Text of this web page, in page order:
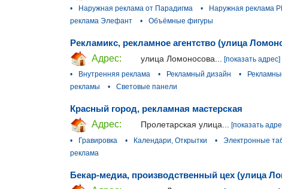
•
Наружная реклама от Парадигма • Наружная реклама
реклама Элефант
• Объёмные фигуры
Рекламикс, рекламное агентство (улица
Адрес:
улица Ломоносова...
[показать адрес]
•
Внутренняя реклама • Рекламный дизайн •
рекламы
• Световые панели
Красный город, рекламная мастерская
Адрес:
Пролетарская улица... [показать
•
Гравировка • Календари, Открытки • Электронные
реклама
Бекар-медиа, производственный цех (улица